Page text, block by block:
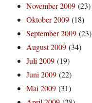
November 2009 (23)
Oktober 2009 (18)
September 2009 (23)
August 2009 (34)
Juli 2009 (19)
Juni 2009 (22)
Mai 2009 (31)